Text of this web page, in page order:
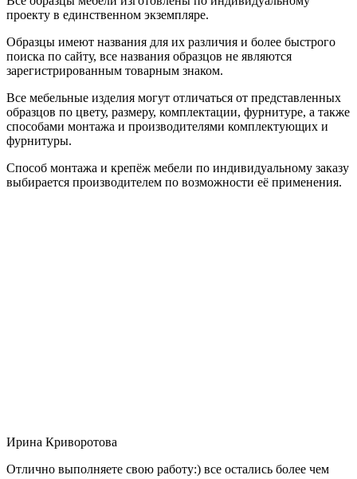
проекту в единственном экземпляре.
Образцы имеют названия для их различия и более быстрого
поиска по сайту, все названия образцов не являются
зарегистрированным товарным знаком.
Все мебельные изделия могут отличаться от представленных
образцов по цвету, размеру, комплектации, фурнитуре, а также
способами монтажа и производителями комплектующих и
фурнитуры.
Способ монтажа и крепёж мебели по индивидуальному заказу
выбирается производителем по возможности её применения.
Ирина Криворотова
Отлично выполняете свою работу:) все остались более чем